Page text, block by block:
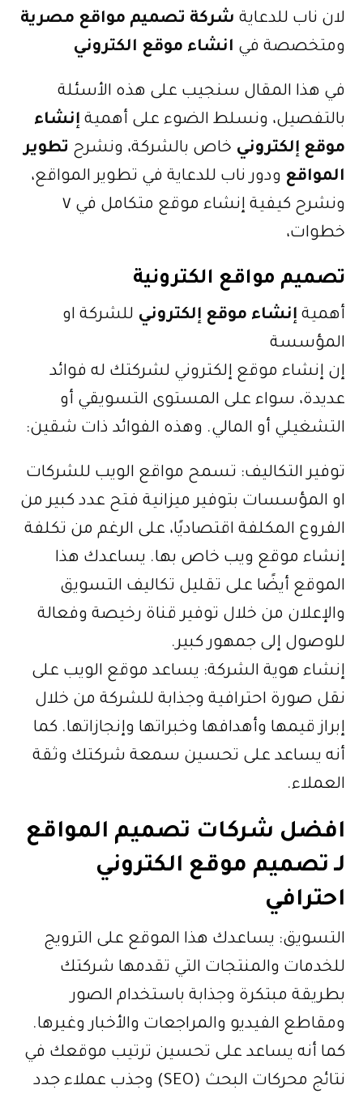
لان ناب للدعاية شركة تصميم مواقع مصرية
ومتخصصة في انشاء موقع الكتروني
في هذا المقال سنجيب على هذه الأسئلة
بالتفصيل، ونسلط الضوء على أهمية إنشاء
موقع إلكتروني خاص بالشركة، ونشرح تطوير
المواقع ودور ناب للدعاية في تطوير المواقع،
ونشرح كيفية إنشاء موقع متكامل في ٧
خطوات،
تصميم مواقع الكترونية
أهمية إنشاء موقع إلكتروني للشركة او
المؤسسة
إن إنشاء موقع إلكتروني لشركتك له فوائد
عديدة، سواء على المستوى التسويقي أو
التشغيلي أو المالي. وهذه الفوائد ذات شقين:
توفير التكاليف: تسمح مواقع الويب للشركات
او المؤسسات بتوفير ميزانية فتح عدد كبير من
الفروع المكلفة اقتصاديًا، على الرغم من تكلفة
إنشاء موقع ويب خاص بها. يساعدك هذا
الموقع أيضًا على تقليل تكاليف التسويق
والإعلان من خلال توفير قناة رخيصة وفعالة
للوصول إلى جمهور كبير.
إنشاء هوية الشركة: يساعد موقع الويب على
نقل صورة احترافية وجذابة للشركة من خلال
إبراز قيمها وأهدافها وخبراتها وإنجازاتها. كما
أنه يساعد على تحسين سمعة شركتك وثقة
العملاء.
افضل شركات تصميم المواقع
لـ تصميم موقع الكتروني
احترافي
التسويق: يساعدك هذا الموقع على الترويج
للخدمات والمنتجات التي تقدمها شركتك
بطريقة مبتكرة وجذابة باستخدام الصور
ومقاطع الفيديو والمراجعات والأخبار وغيرها.
كما أنه يساعد على تحسين ترتيب موقعك في
نتائج محركات البحث (SEO) وجذب عملاء جدد